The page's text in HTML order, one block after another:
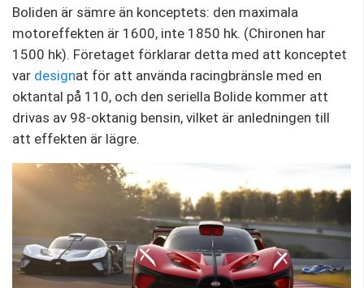
Boliden är sämre än konceptets: den maximala
motoreffekten är 1600, inte 1850 hk. (Chironen har
1500 hk). Företaget förklarar detta med att konceptet
var designat för att använda racingbränsle med en
oktantal på 110, och den seriella Bolide kommer att
drivas av 98-oktanig bensin, vilket är anledningen till
att effekten är lägre.